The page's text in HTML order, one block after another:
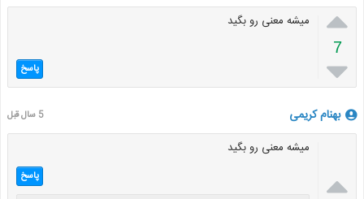

7

میشه معنی رو بگید
پاسخ
بهنام کریمی 5 سال قبل

میشه معنی رو بگید
پاسخ